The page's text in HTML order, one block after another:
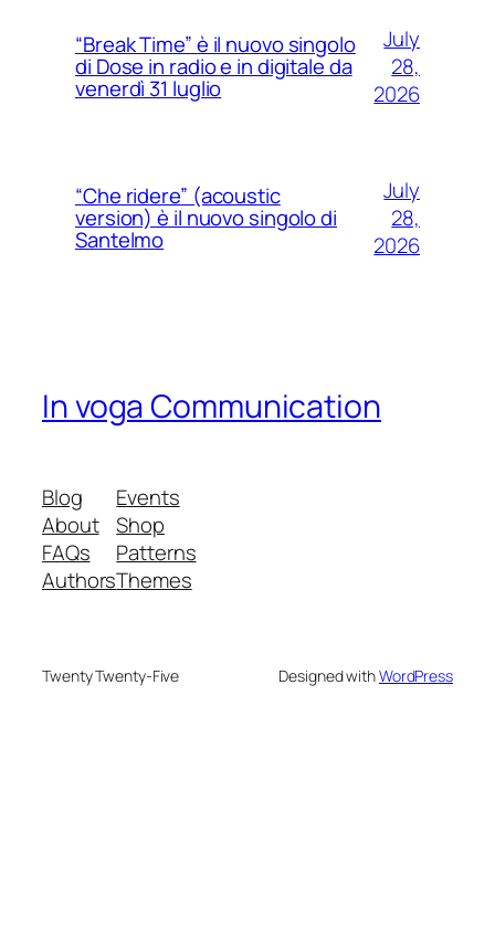
“Break Time” è il nuovo singolo
di Dose in radio e in digitale da
venerdì 31 luglio
July
28,
2026
“Che ridere” (acoustic
version) è il nuovo singolo di
Santelmo
July
28,
2026
In voga Communication
Blog
About
FAQs
Authors
Events
Shop
Patterns
Themes
Twenty Twenty-Five Designed withWordPress